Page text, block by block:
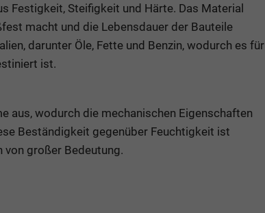
Festigkeit, Steifigkeit und Härte. Das Material
macht und die Lebensdauer der Bauteile
darunter Öle, Fette und Benzin, wodurch es für
ist.
aus, wodurch die mechanischen Eigenschaften
Beständigkeit gegenüber Feuchtigkeit ist
großer Bedeutung.